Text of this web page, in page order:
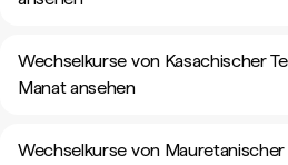
Wechselkurse von Kasachischer
Manat ansehen
Wechselkurse von